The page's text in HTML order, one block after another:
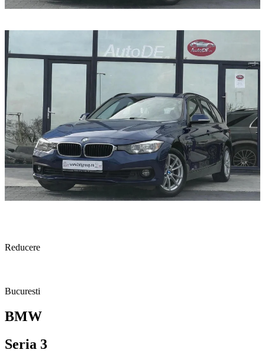
Reducere
Bucuresti
BMW
Seria 3